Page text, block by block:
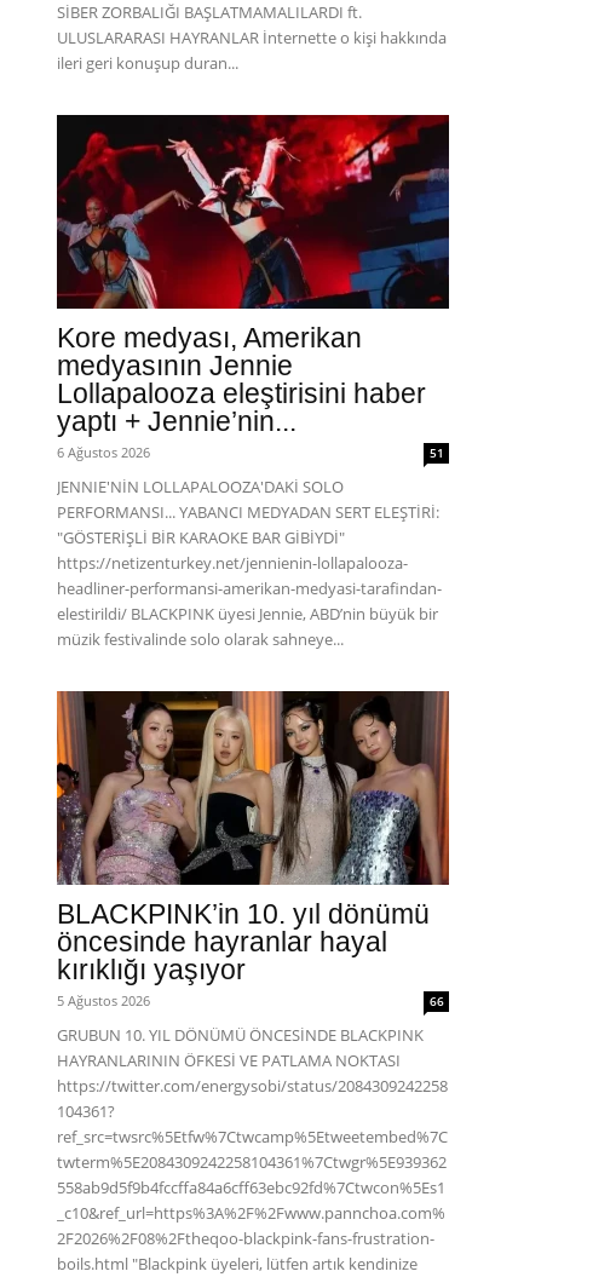
SİBER ZORBALIĞI BAŞLATMAMALILARDI ft.
ULUSLARARASI HAYRANLAR İnternette o kişi hakkında
ileri geri konuşup duran...
Kore medyası, Amerikan
medyasının Jennie
Lollapalooza eleştirisini haber
yaptı + Jennie’nin...
6 Ağustos 2026 51
JENNIE'NİN LOLLAPALOOZA'DAKİ SOLO
PERFORMANSI... YABANCI MEDYADAN SERT ELEŞTİRİ:
"GÖSTERİŞLİ BİR KARAOKE BAR GİBİYDİ"
https://netizenturkey.net/jennienin-lollapalooza-
headliner-performansi-amerikan-medyasi-tarafindan-
elestirildi/ BLACKPINK üyesi Jennie, ABD’nin büyük bir
müzik festivalinde solo olarak sahneye...
BLACKPINK’in 10. yıl dönümü
öncesinde hayranlar hayal
kırıklığı yaşıyor
5 Ağustos 2026 66
GRUBUN 10. YIL DÖNÜMÜ ÖNCESİNDE BLACKPINK
HAYRANLARININ ÖFKESİ VE PATLAMA NOKTASI
https://twitter.com/energysobi/status/2084309242258
104361?
ref_src=twsrc%5Etfw%7Ctwcamp%5Etweetembed%7C
twterm%5E2084309242258104361%7Ctwgr%5E939362
558ab9d5f9b4fccffa84a6cff63ebc92fd%7Ctwcon%5Es1
_c10&ref_url=https%3A%2F%2Fwww.pannchoa.com%
2F2026%2F08%2Ftheqoo-blackpink-fans-frustration-
boils.html "Blackpink üyeleri, lütfen artık kendinize